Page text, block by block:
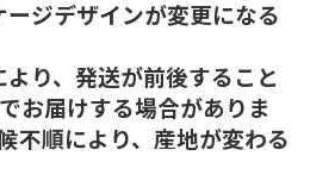
ジデザインが変更になる
り、発送が前後すること
お届けする場合がありま
不順により、産地が変わる